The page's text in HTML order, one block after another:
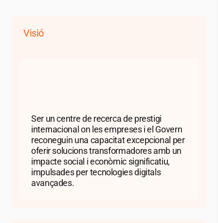
Visió
Ser un centre de recerca de prestigi
internacional on les empreses i el Govern
reconeguin una capacitat excepcional per
oferir solucions transformadores amb un
impacte social i econòmic significatiu,
impulsades per tecnologies digitals
avançades.